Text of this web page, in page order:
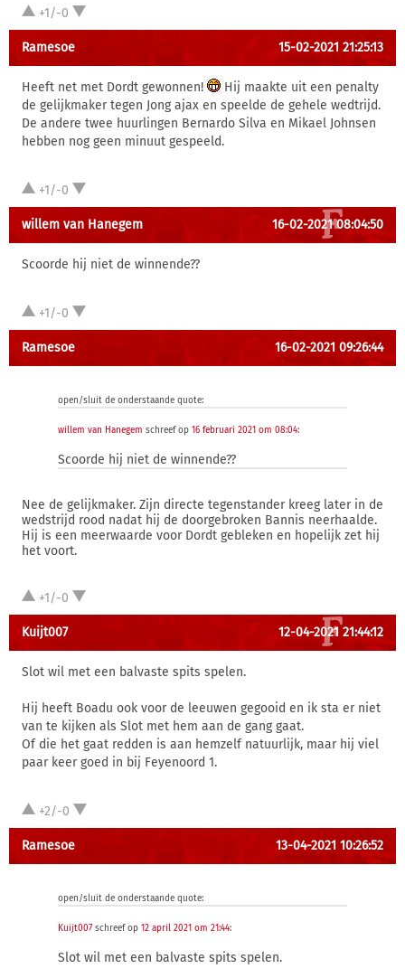
+1/-0
Ramesoe 15-02-2021 21:25:13
Heeft net met Dordt gewonnen!
Hij maakte uit een penalty
de gelijkmaker tegen Jong ajax en speelde de gehele wedtrijd.
De andere twee huurlingen Bernardo Silva en Mikael Johnsen
hebben nog geen minuut gespeeld.
+1/-0
willem van Hanegem 16-02-2021 08:04:50
Scoorde hij niet de winnende??
+1/-0
Ramesoe 16-02-2021 09:26:44
open/sluit de onderstaande quote:
willem van Hanegem schreef op 16 februari 2021 om 08:04:
Scoorde hij niet de winnende??
Nee de gelijkmaker. Zijn directe tegenstander kreeg later in de
wedstrijd rood nadat hij de doorgebroken Bannis neerhaalde.
Hij is een meerwaarde voor Dordt gebleken en hopelijk zet hij
het voort.
+1/-0
Kuijt007 12-04-2021 21:44:12
Slot wil met een balvaste spits spelen.
Hij heeft Boadu ook voor de leeuwen gegooid en ik sta er niet
van te kijken als Slot met hem aan de gang gaat.
Of die het gaat redden is aan hemzelf natuurlijk, maar hij viel
paar keer goed in bij Feyenoord 1.
+2/-0
Ramesoe 13-04-2021 10:26:52
open/sluit de onderstaande quote:
Kuijt007schreef op 12 april 2021 om 21:44:
Slot wil met een balvaste spits spelen.